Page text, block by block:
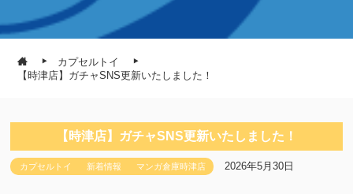
カプセルトイ
【時津店】ガチャSNS更新いたしました！
【時津店】ガチャSNS更新いたしました！
カプセルトイ 新着情報 マンガ倉庫時津店 2026年5月30日